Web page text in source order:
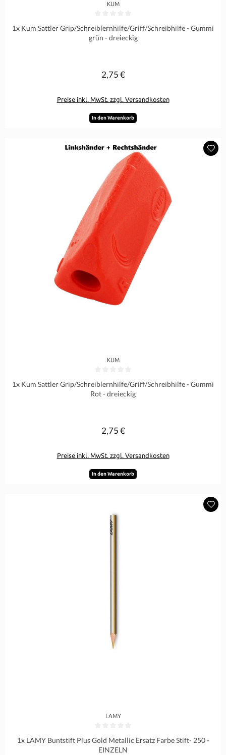
KUM
1x Kum Sattler Grip/Schreiblernhilfe/Griff/Schreibhilfe - Gummi
grün - dreieckig
Regulärer Preis:
2,75 €
Preise inkl. MwSt. zzgl. Versandkosten
In den Warenkorb
KUM
1x Kum Sattler Grip/Schreiblernhilfe/Griff/Schreibhilfe - Gummi
Rot - dreieckig
Regulärer Preis:
2,75 €
Preise inkl. MwSt. zzgl. Versandkosten
In den Warenkorb
LAMY
1x LAMY Buntstift Plus Gold Metallic Ersatz Farbe Stift- 250 -
EINZELN